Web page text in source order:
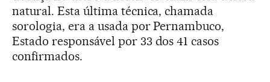
natural. Esta última técnica, chamada
sorologia, era a usada por Pernambuco,
Estado responsável por 33 dos 41 casos
confirmados.